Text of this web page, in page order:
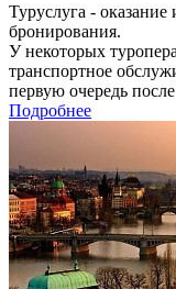
Туруслуга -
бронирования.
У некоторых
транспортное
первую очередь
Подробнее